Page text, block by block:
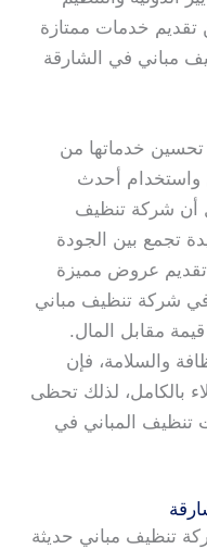
تقديم خدمات ممتازة
مباني في الشارقة
خدماتها من
واستخدام أحدث
أن شركة تنظيف
تجمع بين الجودة
عروض مميزة
في شركة تنظيف مباني
مقابل المال.
والسلامة، فإن
بالكامل، لذلك تحظى
تنظيف المباني في
تنظيف مباني حديثة